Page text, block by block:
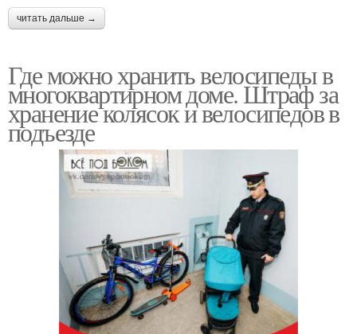
читать дальше →
Где можно хранить велосипеды в
многоквартирном доме. Штраф за
хранение колясок и велосипедов в
подъезде